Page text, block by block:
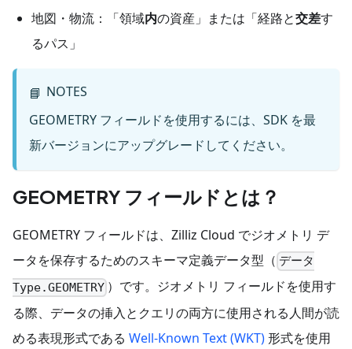
地図・物流：「領域内の資産」または「経路と交差す
るパス」
📘 NOTES
GEOMETRY フィールドを使用するには、SDK を最
新バージョンにアップグレードしてください。
GEOMETRY フィールドとは？
GEOMETRY フィールドは、Zilliz Cloud でジオメトリ デ
ータを保存するためのスキーマ定義データ型（ データ
Type.GEOMETRY ）です。ジオメトリ フィールドを使用す
る際、データの挿入とクエリの両方に使用される人間が読
める表現形式である Well-Known Text (WKT)形式を使用